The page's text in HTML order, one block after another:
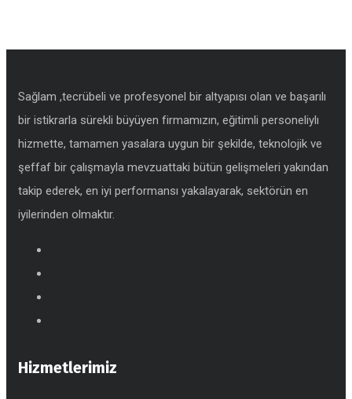
Sağlam ,tecrübeli ve profesyonel bir altyapısı olan ve başarılı
bir istikrarla sürekli büyüyen firmamızın, eğitimli personeliylı
hizmette, tamamen yasalara uygun bir şekilde, teknolojik ve
şeffaf bir çalışmayla mevzuattaki bütün gelişmeleri yakından
takip ederek, en iyi performansı yakalayarak, sektörün en
iyilerinden olmaktır.
Hizmetlerimiz